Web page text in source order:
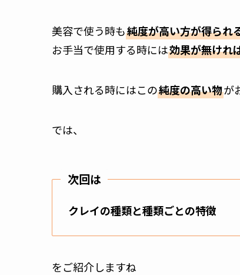
美容で使う時も純度が高い方が得られ
お手当で使用する時には効果が無けれ
購入される時にはこの純度の高い物が
では、
次回は
クレイの種類と種類ごとの特徴
をご紹介しますね